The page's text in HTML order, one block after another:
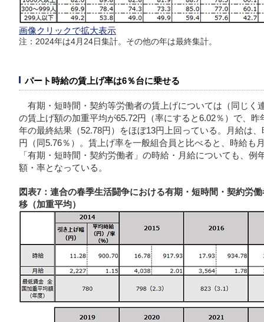
画像クリックで拡大表示
注：2024年は4月24日集計。その他の年は最終集計。
パート時給の賃上げ率は6％台に乗せる
有期・短時間・契約等労働者の賃上げについては（同じく
の賃上げ額の加重平均が65.72円（率にすると6.02％）で、
年の最終結果（52.78円）をほぼ13円上回っている。月給は
円（同5.76％）。賃上げ率を一般組合員と比べると、時給も
「有期・短時間・契約労働者」の時給・月給についても、
額・率となっている。
図表7：連合の春季生活闘争における有期・短時間・契約労
移（加重平均）